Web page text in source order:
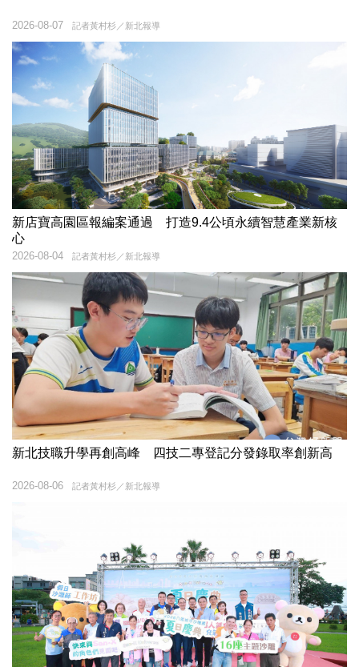
記者黃村杉／新北報導
2026-08-07
新店寶高園區報編案通過 打造9.4公頃永續智慧產業新核
心
記者黃村杉／新北報導
2026-08-04
新北技職升學再創高峰 四技二專登記分發錄取率創新高
記者黃村杉／新北報導
2026-08-06